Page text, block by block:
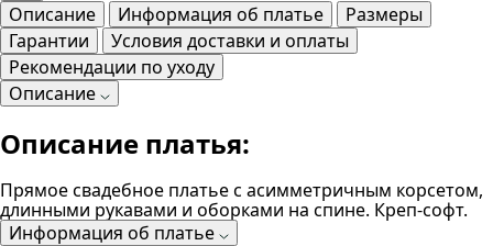
Описание Информация об платье
Размеры
Гарантии
Условия доставки и оплаты
Рекомендации по уходу
Описание
Описание платья:
Прямое свадебное платье с асимметричным корсетом,
длинными рукавами и оборками на спине. Креп-софт.
Информация об платье